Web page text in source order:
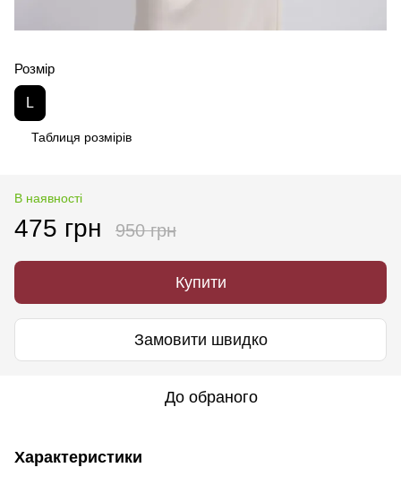
Розмір
L
Таблиця розмірів
В наявності
475 грн 950 грн
Купити
Замовити швидко
До обраного
Характеристики